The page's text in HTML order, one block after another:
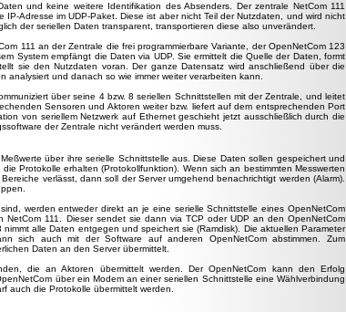
und keine weitere Identifikation des Absenders. Der zentrale NetCom 111
Adresse im UDP-Paket. Diese ist aber nicht Teil der Nutzdaten, und wird nicht
der seriellen Daten transparent, transportieren diese also unverändert.
111 an der Zentrale die frei programmierbare Variante, der OpenNetCom 123
System empfängt die Daten via UDP. Sie ermittelt die Quelle der Daten, formt
sie den Nutzdaten voran. Der ganze Datensatz wird anschließend über die
und danach so wie immer weiter verarbeiten kann.
über seine 4 bzw. 8 seriellen Schnittstellen mit der Zentrale, und leitet
Sensoren und Aktoren weiter bzw. liefert auf dem entsprechenden Port
von seriellem Netzwerk auf Ethernet geschieht jetzt ausschließlich durch die
der Zentrale nicht verändert werden muss.
über ihre serielle Schnittstelle aus. Diese Daten sollen gespeichert und
Protokolle erhalten (Protokollfunktion). Wenn sich an bestimmten Messwerten
verlässt, dann soll der Server umgehend benachrichtigt werden (Alarm).
werden entweder direkt an je eine serielle Schnittstelle eines OpenNetCom
111. Dieser sendet sie dann via TCP oder UDP an den OpenNetCom
alle Daten entgegen und speichert sie (Ramdisk). Die aktuellen Parameter
sich auch mit der Software auf anderen OpenNetCom abstimmen. Zum
Daten an den Server übermittelt.
die an Aktoren übermittelt werden. Der OpenNetCom kann den Erfolg
über ein Modem an einer seriellen Schnittstelle eine Wählverbindung
auch die Protokolle übermittelt werden.